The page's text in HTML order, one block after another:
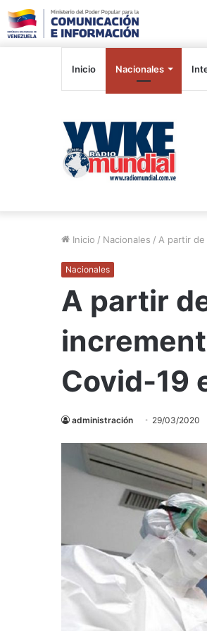
Inicio Nacionales
Inicio / Nacionales / A partir
Nacionales
A partir
Covid-19
administración 29/03/2020